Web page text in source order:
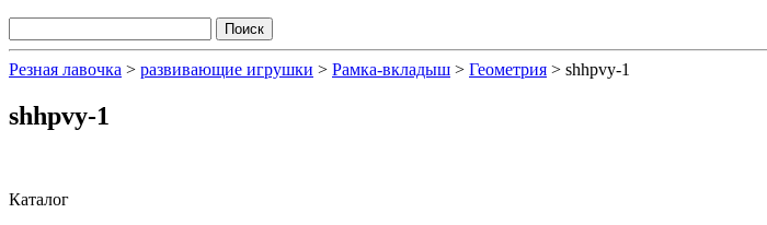
Резная лавочка > развивающие игрушки > Рамка-вкладыш > Геометрия > shhpvy-1
shhpvy-1
Каталог